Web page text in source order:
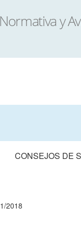
CONSEJOS DE
2018